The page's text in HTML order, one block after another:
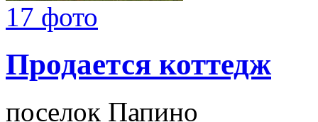
17 фото
Продается коттедж
поселок Папино